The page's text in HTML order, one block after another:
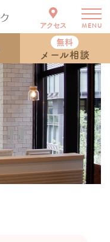
アクセス MENU
無料
メール相談